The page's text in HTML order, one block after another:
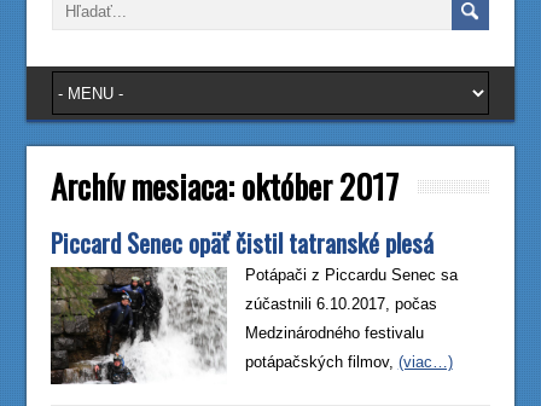
Archív mesiaca:október 2017
Piccard Senec opäť čistil tatranské plesá
Potápači z Piccardu Senec sa
zúčastnili 6.10.2017, počas
Medzinárodného festivalu
potápačských filmov, (viac…)